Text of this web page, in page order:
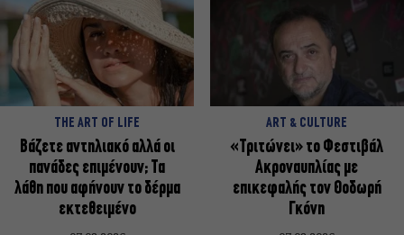
THE ART OF LIFE
Βάζετε αντηλιακό αλλά οι
πανάδες επιμένουν; Τα
λάθη που αφήνουν το δέρμα
εκτεθειμένο
ART & CULTURE
«Τριτώνει» το Φεστιβάλ
Ακροναυπλίας με
επικεφαλής τον Θοδωρή
Γκόνη